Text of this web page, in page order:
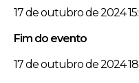
17 de outubro de 2024
Fim do evento
17 de outubro de 2024